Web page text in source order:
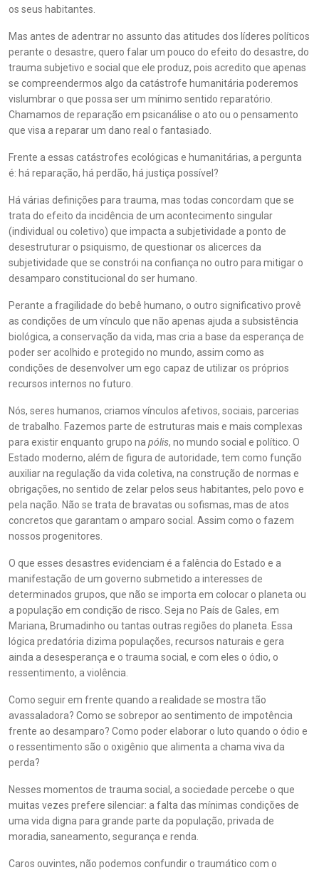
os seus habitantes.
Mas antes de adentrar no assunto das atitudes dos líderes políticos
perante o desastre, quero falar um pouco do efeito do desastre, do
trauma subjetivo e social que ele produz, pois acredito que apenas
se compreendermos algo da catástrofe humanitária poderemos
vislumbrar o que possa ser um mínimo sentido reparatório.
Chamamos de reparação em psicanálise o ato ou o pensamento
que visa a reparar um dano real o fantasiado.
Frente a essas catástrofes ecológicas e humanitárias, a pergunta
é: há reparação, há perdão, há justiça possível?
Há várias definições para trauma, mas todas concordam que se
trata do efeito da incidência de um acontecimento singular
(individual ou coletivo) que impacta a subjetividade a ponto de
desestruturar o psiquismo, de questionar os alicerces da
subjetividade que se constrói na confiança no outro para mitigar o
desamparo constitucional do ser humano.
Perante a fragilidade do bebê humano, o outro significativo provê
as condições de um vínculo que não apenas ajuda a subsistência
biológica, a conservação da vida, mas cria a base da esperança de
poder ser acolhido e protegido no mundo, assim como as
condições de desenvolver um ego capaz de utilizar os próprios
recursos internos no futuro.
Nós, seres humanos, criamos vínculos afetivos, sociais, parcerias
de trabalho. Fazemos parte de estruturas mais e mais complexas
para existir enquanto grupo na pólis, no mundo social e político. O
Estado moderno, além de figura de autoridade, tem como função
auxiliar na regulação da vida coletiva, na construção de normas e
obrigações, no sentido de zelar pelos seus habitantes, pelo povo e
pela nação. Não se trata de bravatas ou sofismas, mas de atos
concretos que garantam o amparo social. Assim como o fazem
nossos progenitores.
O que esses desastres evidenciam é a falência do Estado e a
manifestação de um governo submetido a interesses de
determinados grupos, que não se importa em colocar o planeta ou
a população em condição de risco. Seja no País de Gales, em
Mariana, Brumadinho ou tantas outras regiões do planeta. Essa
lógica predatória dizima populações, recursos naturais e gera
ainda a desesperança e o trauma social, e com eles o ódio, o
ressentimento, a violência.
Como seguir em frente quando a realidade se mostra tão
avassaladora? Como se sobrepor ao sentimento de impotência
frente ao desamparo? Como poder elaborar o luto quando o ódio e
o ressentimento são o oxigênio que alimenta a chama viva da
perda?
Nesses momentos de trauma social, a sociedade percebe o que
muitas vezes prefere silenciar: a falta das mínimas condições de
uma vida digna para grande parte da população, privada de
moradia, saneamento, segurança e renda.
Caros ouvintes, não podemos confundir o traumático com o